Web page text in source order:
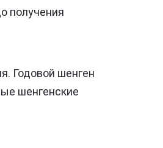
получения
Годовой шенген
шенгенские